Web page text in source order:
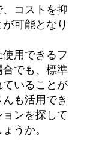
コストを抑
可能となり
用できるフ
合でも、標準
いることが
も活用でき
ンを探して
うか。